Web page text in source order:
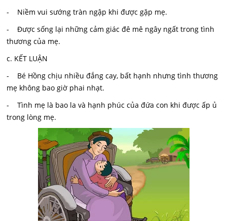
- Niềm vui sướng tràn ngập khi được gặp mẹ.
- Được sống lại những cảm giác đê mê ngây ngất trong tình
thương của mẹ.
c. KẾT LUẬN
- Bé Hồng chịu nhiều đắng cay, bất hạnh nhưng tình thương
mẹ không bao giờ phai nhạt.
- Tình mẹ là bao la và hạnh phúc của đứa con khi được ấp ủ
trong lòng mẹ.